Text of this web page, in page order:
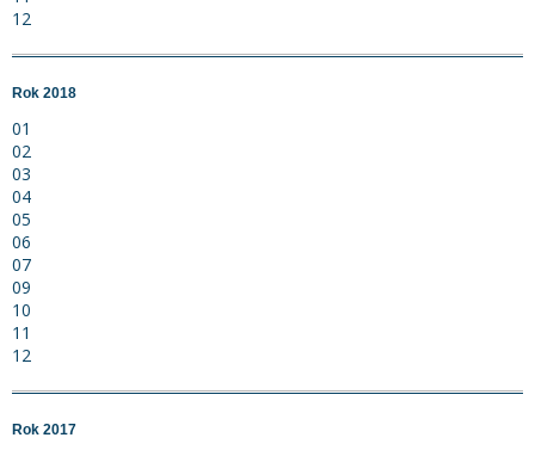
12
Rok 2018
01
02
03
04
05
06
07
09
10
11
12
Rok 2017